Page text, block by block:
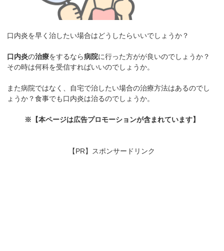
口内炎を早く治したい場合はどうしたらいいでしょうか？
口内炎の治療をするなら病院に行った方がが良いのでしょうか？
その時は何科を受信すればいいのでしょうか。
また病院ではなく、自宅で治したい場合の治療方法はあるのでし
ょうか？食事でも口内炎は治るのでしょうか。
※【本ページは広告プロモーションが含まれています】
【PR】スポンサードリンク